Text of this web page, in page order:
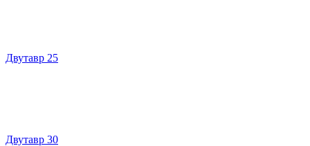
Двутавр 25
Двутавр 30